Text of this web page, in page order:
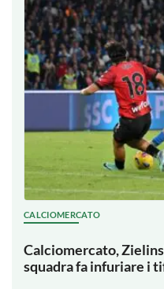
CALCIOMERCATO
Calciomercato,
squadra fa infuriare i